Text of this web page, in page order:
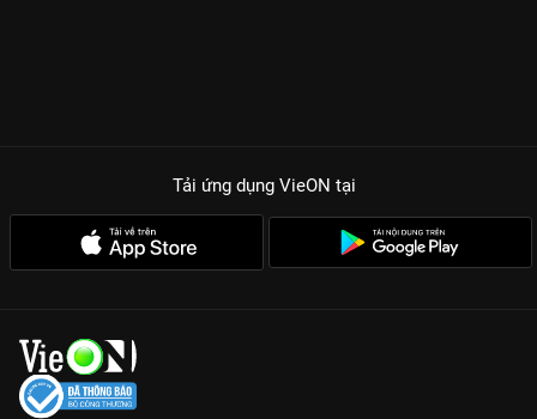
Tải ứng dụng VieON tại